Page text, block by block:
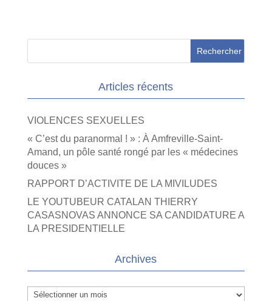
Articles récents
VIOLENCES SEXUELLES
« C’est du paranormal ! » : À Amfreville-Saint-
Amand, un pôle santé rongé par les « médecines
douces »
RAPPORT D’ACTIVITE DE LA MIVILUDES
LE YOUTUBEUR CATALAN THIERRY
CASASNOVAS ANNONCE SA CANDIDATURE A
LA PRESIDENTIELLE
Archives
Archives